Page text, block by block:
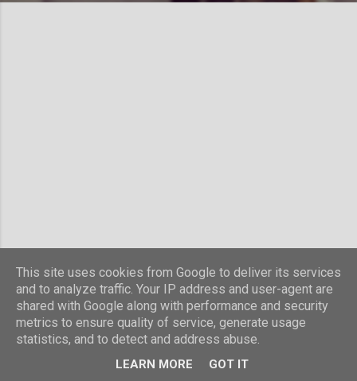
This site uses cookies from Google to deliver its services
and to analyze traffic. Your IP address and user-agent are
shared with Google along with performance and security
metrics to ensure quality of service, generate usage
statistics, and to detect and address abuse.
LEARN MORE GOT IT